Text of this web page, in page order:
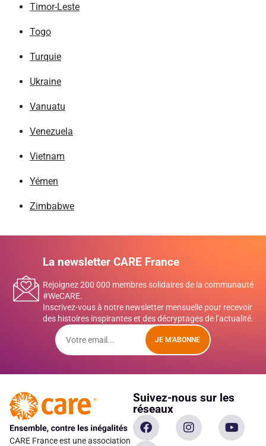
Timor-Leste
Togo
Turquie
Ukraine
Vanuatu
Venezuela
Vietnam
Yémen
Zimbabwe
La newsletter CARE France
Rejoignez 200 000 membres solidaires de la communauté
#WeCARE.
Inscrivez-vous à notre newsletter mensuelle pour recevoir
des histoires inspirantes et des décryptages de l’actualité.
JE M'ABONNE
CARE France est une association
Suivez-nous sur les
réseaux